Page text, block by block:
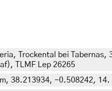
Trockental bei
TLMF Lep 26265
38.213934, -0.508242,